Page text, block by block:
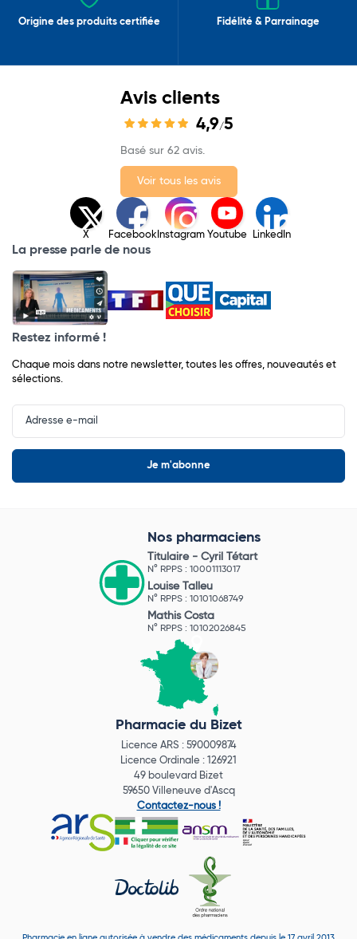
Origine des produits certifiée Fidélité & Parrainage
Avis clients
4,9/5
Basé sur 62 avis.
Voir tous les avis
X Facebook Instagram Youtube LinkedIn
La presse parle de nous
Restez informé !
Chaque mois dans notre newsletter, toutes les offres, nouveautés et
sélections.
Input
Newsletter
Nos pharmaciens
Titulaire - Cyril Tétart
N° RPPS : 10001113017
Louise Talleu
N° RPPS : 10101068749
Mathis Costa
N° RPPS : 10102026845
Pharmacie du Bizet
Licence ARS : 590009874
Licence Ordinale : 126921
49 boulevard Bizet
59650 Villeneuve d'Ascq
Contactez-nous !